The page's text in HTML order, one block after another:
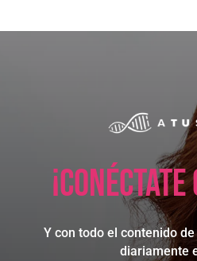
Y con todo el contenido
diariamente